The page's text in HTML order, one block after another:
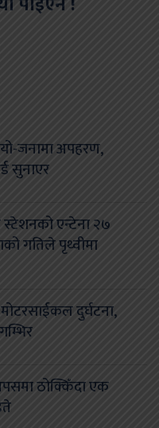
जनामा अपहरण,
सुनाएर
स्टेशनको एन्टेना २७
गतिले पृथ्वीमा
दुर्घटना,
ठोक्किँदा एक